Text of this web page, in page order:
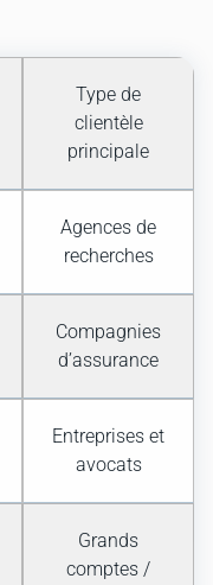
Type de
clientèle
principale
Agences de
recherches
Compagnies
d’assurance
Entreprises et
avocats
Grands
comptes /